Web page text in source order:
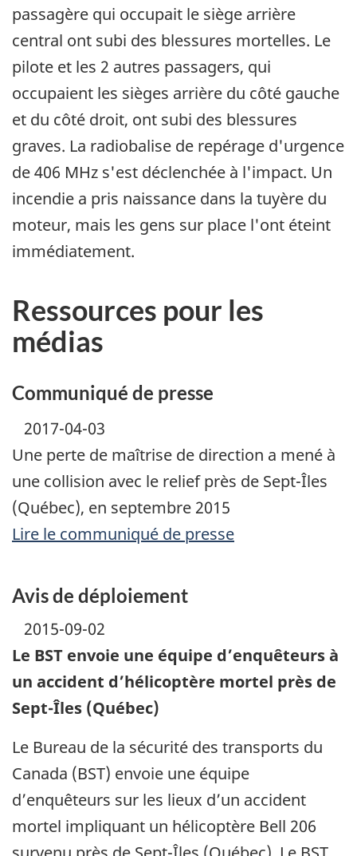
passagère qui occupait le siège arrière
central ont subi des blessures mortelles. Le
pilote et les 2 autres passagers, qui
occupaient les sièges arrière du côté gauche
et du côté droit, ont subi des blessures
graves. La radiobalise de repérage d'urgence
de 406 MHz s'est déclenchée à l'impact. Un
incendie a pris naissance dans la tuyère du
moteur, mais les gens sur place l'ont éteint
immédiatement.
Ressources pour les
médias
Communiqué de presse
2017-04-03
Une perte de maîtrise de direction a mené à
une collision avec le relief près de Sept-Îles
(Québec), en septembre 2015
Lire le communiqué de presse
Avis de déploiement
2015-09-02
Le BST envoie une équipe d’enquêteurs à
un accident d’hélicoptère mortel près de
Sept-Îles (Québec)
Le Bureau de la sécurité des transports du
Canada (BST) envoie une équipe
d’enquêteurs sur les lieux d’un accident
mortel impliquant un hélicoptère Bell 206